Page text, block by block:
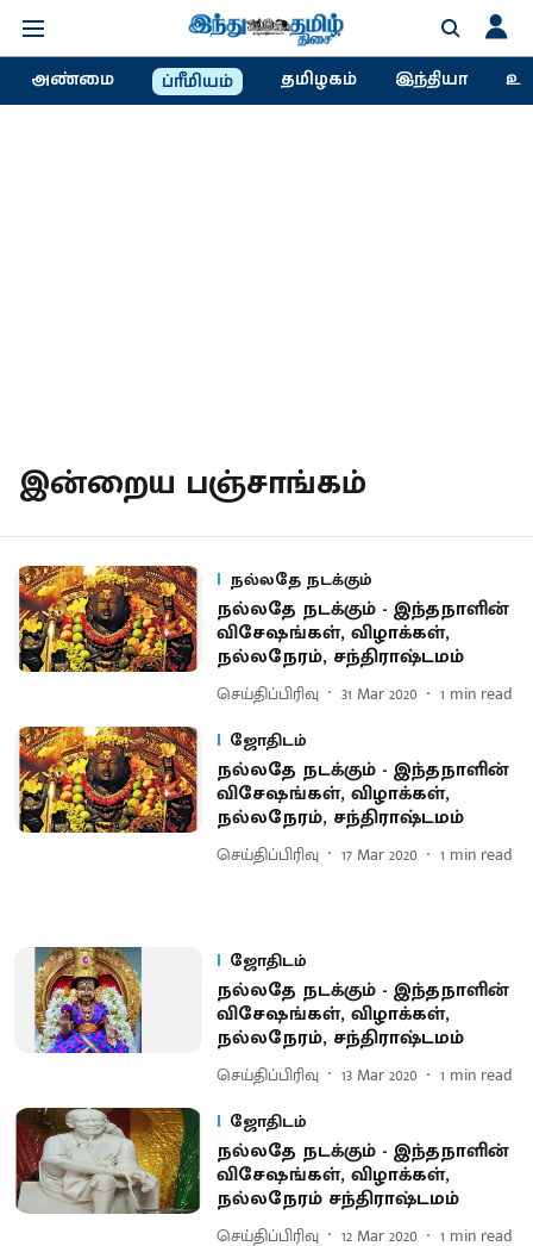
அண்மை ப்ரீமியம் தமிழகம் இந்தியா
இன்றைய பஞ்சாங்கம்
நல்லதே நடக்கும்
நல்லதே நடக்கும் - இந்தநாளின்
விசேஷங்கள், விழாக்கள்,
நல்லநேரம், சந்திராஷ்டமம்
செய்திப்பிரிவு 31 Mar 2020 1 min read
ஜோதிடம்
நல்லதே நடக்கும் - இந்தநாளின்
விசேஷங்கள், விழாக்கள்,
நல்லநேரம், சந்திராஷ்டமம்
செய்திப்பிரிவு 17 Mar 2020 1 min read
ஜோதிடம்
நல்லதே நடக்கும் - இந்தநாளின்
விசேஷங்கள், விழாக்கள்,
நல்லநேரம், சந்திராஷ்டமம்
செய்திப்பிரிவு 13 Mar 2020 1 min read
ஜோதிடம்
நல்லதே நடக்கும் - இந்தநாளின்
விசேஷங்கள், விழாக்கள்,
நல்லநேரம் சந்திராஷ்டமம்
செய்திப்பிரிவு 12 Mar 2020 1 min read